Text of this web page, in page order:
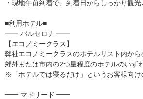
・現地午前到着で、到着日からしっかり観光
■利用ホテル■
━━ バルセロナ ━━
【エコノミークラス】
弊社エコノミークラスのホテルリスト内から
郊外または市内の2つ星程度のホテルのいず
※「ホテルでは寝るだけ」というお客様向け
━━ マドリード ━━